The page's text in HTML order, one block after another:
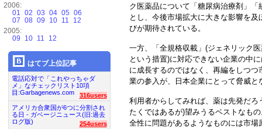
ク医薬品について「糖尿病治療剤」
とし、今後市場拡大に大きな影響を
びが期待されている。
一方、「全規格収載」(ジェネリック
という措置)に対応できない企業の中
に成長するのではなく、再編をしつ
業の参入が、日本企業にとって脅威
利用者からしてみれば、薬は先発だ
たくではあるが)望みうるベストなも
全性に問題があるようなものには市
2006:
01 02 03 04 05 06
07 08 09 10 11
12
2005:
09
10 11 12
はてブ上位記事
電話応対で「これやっちゃダ
メ」なチェックリスト10項
目:Garbagenews.com
316users
アメリカ合衆国が6つに分割され
る日 - ガベージニュース(旧:過去
ログ版)
254users